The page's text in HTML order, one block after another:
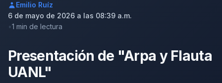
Emilio Ruíz
6 de mayo de 2026 a las 08:39 a.m.
1 min de lectura
Presentación de "Arpa y Flauta
UANL"